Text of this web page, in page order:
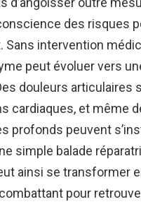
des risques
Sans intervention
peut évoluer vers
douleurs articulaires
cardiaques, et même
profonds peuvent
simple balade
ainsi se transformer
pour